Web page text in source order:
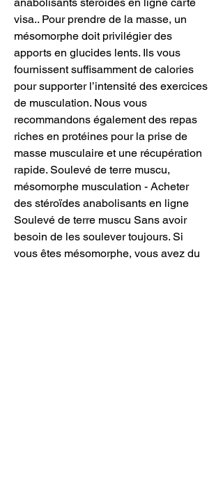
visa.. Pour prendre de la masse, un
mésomorphe doit privilégier des
apports en glucides lents. Ils vous
fournissent suffisamment de calories
pour supporter l’intensité des exercices
de musculation. Nous vous
recommandons également des repas
riches en protéines pour la prise de
masse musculaire et une récupération
rapide. Soulevé de terre muscu,
mésomorphe musculation - Acheter
des stéroïdes anabolisants en ligne
Soulevé de terre muscu Sans avoir
besoin de les soulever toujours. Si
vous êtes mésomorphe, vous avez du